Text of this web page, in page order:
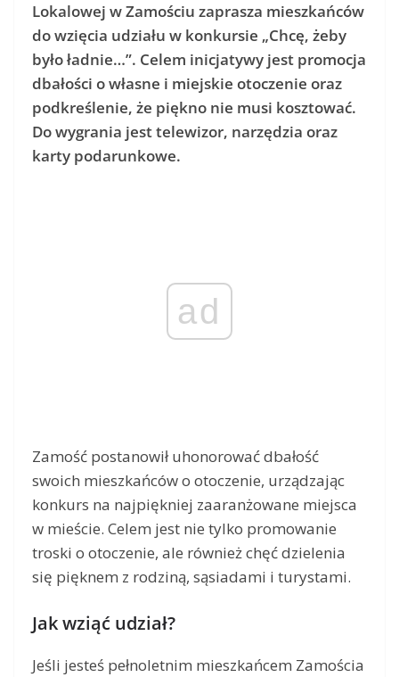
Lokalowej w Zamościu zaprasza mieszkańców
do wzięcia udziału w konkursie „Chcę, żeby
było ładnie…”. Celem inicjatywy jest promocja
dbałości o własne i miejskie otoczenie oraz
podkreślenie, że piękno nie musi kosztować.
Do wygrania jest telewizor, narzędzia oraz
karty podarunkowe.
ad
Zamość postanowił uhonorować dbałość
swoich mieszkańców o otoczenie, urządzając
konkurs na najpiękniej zaaranżowane miejsca
w mieście. Celem jest nie tylko promowanie
troski o otoczenie, ale również chęć dzielenia
się pięknem z rodziną, sąsiadami i turystami.
Jak wziąć udział?
Jeśli jesteś pełnoletnim mieszkańcem Zamościa